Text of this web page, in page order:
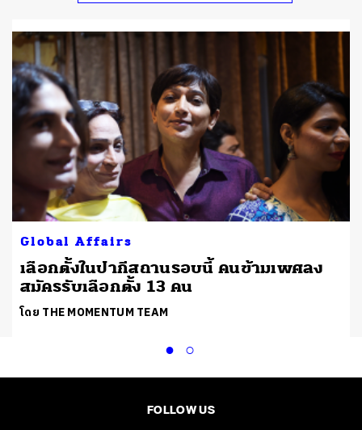
Global Affairs
เลือกตั้งในปากีสถานรอบนี้ คนข้ามเพศลง
สมัครรับเลือกตั้ง 13 คน
โดย THE MOMENTUM TEAM
FOLLOW US